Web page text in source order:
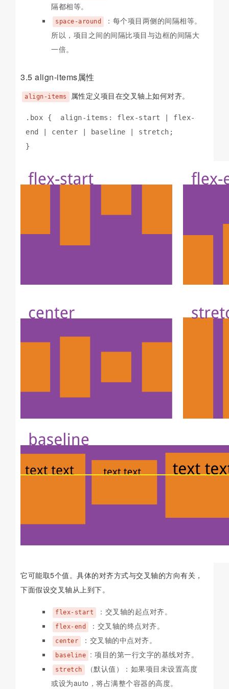
隔都相等。
space-around
：每个项目两侧的间隔相等。
所以，项目之间的间隔比项目与边框的间隔大
一倍。
3.5 align-items属性
align-items 属性定义项目在交叉轴上如何对齐。
.box {  align-items: flex-start | flex-
end | center | baseline | stretch;
}
它可能取5个值。具体的对齐方式与交叉轴的方向有关，
下面假设交叉轴从上到下。
flex-start ：交叉轴的起点对齐。
flex-end ：交叉轴的终点对齐。
center ：交叉轴的中点对齐。
baseline : 项目的第一行文字的基线对齐。
stretch
（默认值）：如果项目未设置高度
或设为auto，将占满整个容器的高度。